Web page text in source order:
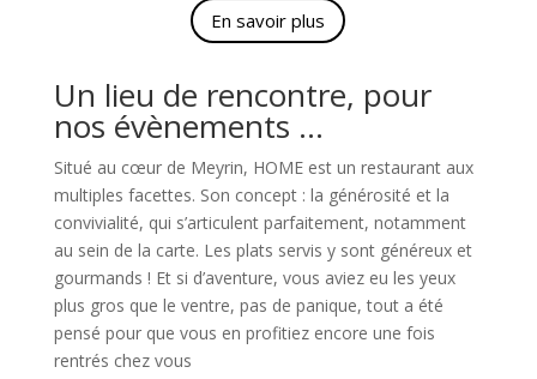
En savoir plus
Un lieu de rencontre, pour
nos évènements …
Situé au cœur de Meyrin, HOME est un restaurant aux
multiples facettes. Son concept : la générosité et la
convivialité, qui s’articulent parfaitement, notamment
au sein de la carte. Les plats servis y sont généreux et
gourmands ! Et si d’aventure, vous aviez eu les yeux
plus gros que le ventre, pas de panique, tout a été
pensé pour que vous en profitiez encore une fois
rentrés chez vous